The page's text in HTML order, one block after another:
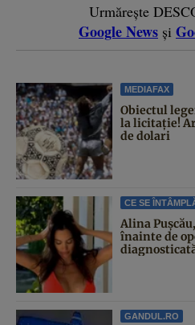
Urmărește
Google News și
MEDIAFAX
Obiectul
la licitație!
de dolari
CE SE
Alina
înainte de
GANDUL.RO